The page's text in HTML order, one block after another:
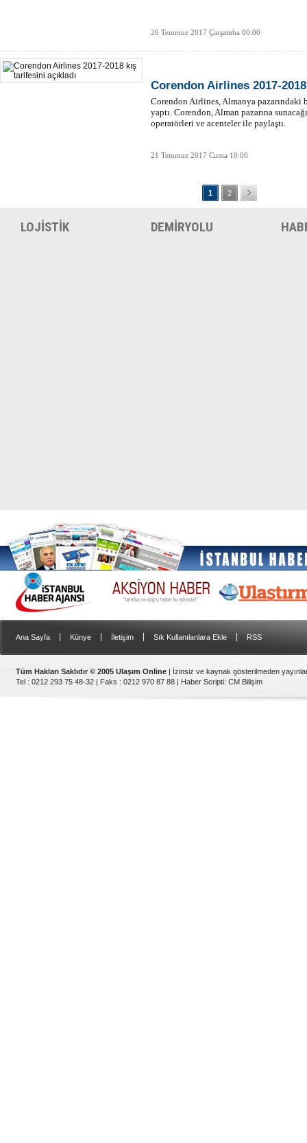
26 Temmuz 2017 Çarşamba 00:00
Corendon Airlines 2017-
Corendon Airlines, Almanya pazarındaki
yaptı. Corendon, Alman pazarına
operatörleri ve acenteler ile paylaştı.
21 Temmuz 2017 Cuma 10:06
1 2
LOJİSTİK DEMİRYOLU
Ana Sayfa Künye İletişim Sık Kullanılanlara Ekle RSS
Tüm Hakları Saklıdır © 2005 Ulaşım Online | İzinsiz ve kaynak gösterilmeden
Tel : 0212 293 75 48-32 | Faks : 0212 970 87 88 | Haber Scripti: CM Bilişim